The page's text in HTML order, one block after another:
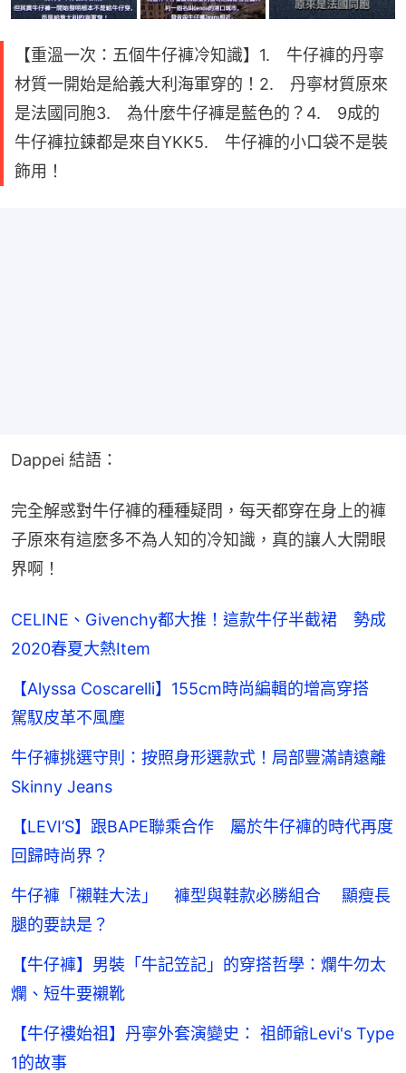
【重溫一次：五個牛仔褲冷知識】1. 牛仔褲的丹寧
材質一開始是給義大利海軍穿的！2. 丹寧材質原來
是法國同胞3. 為什麼牛仔褲是藍色的？4. 9成的
牛仔褲拉鍊都是來自YKK​5. 牛仔褲的小口袋不是裝
飾用！​
Dappei 結語：
完全解惑對牛仔褲的種種疑問，每天都穿在身上的褲
子原來有這麼多不為人知的冷知識，真的讓人大開眼
界啊！
CELINE、Givenchy都大推！這款牛仔半截裙 勢成
2020春夏大熱Item
【Alyssa Coscarelli】155cm時尚編輯的增高穿搭
駕馭皮革不風塵
牛仔褲挑選守則：按照身形選款式！局部豐滿請遠離
Skinny Jeans
【LEVI’S】跟BAPE聯乘合作 屬於牛仔褲的時代再度
回歸時尚界？
牛仔褲「襯鞋大法」 褲型與鞋款必勝組合 顯瘦長
腿的要訣是？
【牛仔褲】男裝「牛記笠記」的穿搭哲學：爛牛勿太
爛、短牛要襯靴
【牛仔褸始祖】丹寧外套演變史： 祖師爺Levi's Type
1的故事